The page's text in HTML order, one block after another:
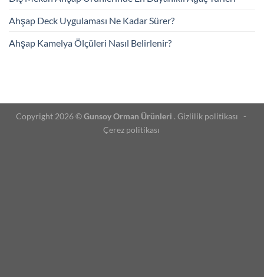
Ahşap Deck Uygulaması Ne Kadar Sürer?
Ahşap Kamelya Ölçüleri Nasıl Belirlenir?
Copyright 2026 ©Gunsoy Orman Ürünleri . Gizlilik politikası -
Çerez politikası